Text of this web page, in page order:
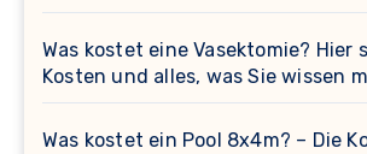
Was kostet eine Vasektomie? Hier
Kosten und alles, was Sie wissen
Was kostet ein Pool 8x4m? – Die